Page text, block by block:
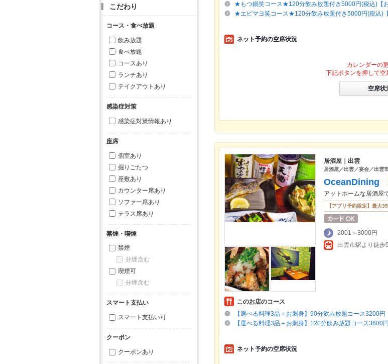
こだわり
コース・食べ放題
飲み放題
食べ放題
コースあり
ランチあり
テイクアウトあり
感染症対策
感染症対策情報あり
座席
個室あり
掘りごたつ
座敷あり
カウンター席あり
ソファー席あり
テラス席あり
禁煙・喫煙
禁煙
分煙含む
喫煙可
分煙含む
スマート支払い
スマート支払い可
クーポン
クーポンあり
★もつ鍋笑コース★120分飲み放題付き5000円(税込)【
★エビマヨ笑コース★120分飲み放題付き5000円(税込)
ネット予約の空席状況
カレンダーの
下記ボタンを押して空
空席状
居酒屋｜出雲
居酒屋／出雲／宴会／出雲
OceanDining
アットホームな居酒屋
【アプリ予約限定】最大
2001～3000円
このお店のコース
【選べる料理3品＋お刺身】90分飲み放題コース3200円
【選べる料理3品＋お刺身】120分飲み放題コース3600円
ネット予約の空席状況